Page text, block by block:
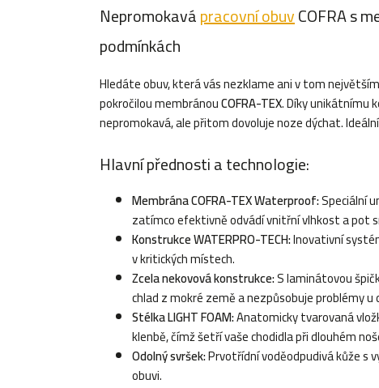
Nepromokavápracovní obuvCOFRA s
podmínkách
Hledáte obuv, která vás nezklame ani v tom
pokročilou membránouCOFRA-TEX. Díky unikátnímu
nepromokavá, ale přitom dovoluje noze dýchat.
Hlavní přednosti a technologie:
Membrána COFRA-TEX Waterproof:Speciální
zatímco efektivně odvádí vnitřní vlhkost a pot
Konstrukce WATERPRO-TECH:Inovativní
v kritických místech.
Zcela nekovová konstrukce:S laminátovou
chlad z mokré země a nezpůsobuje problémy
Stélka LIGHT FOAM:Anatomicky tvarovaná
klenbě, čímž šetří vaše chodidla při dlouhém
Odolný svršek:Prvotřídní voděodpudivá kůže s
obuvi.